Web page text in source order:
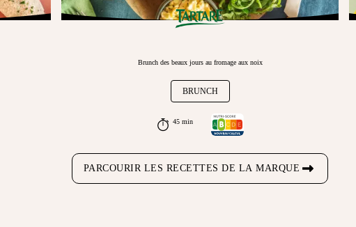
Brunch des beaux jours au fromage aux noix
BRUNCH
45 min
PARCOURIR LES RECETTES DE LA MARQUE